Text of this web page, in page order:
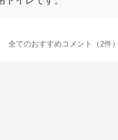
全てのおすすめコメント（2件）